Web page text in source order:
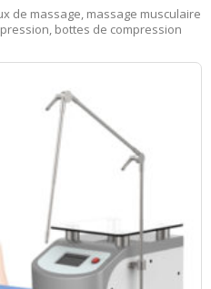
de massage, massage musculaire
bottes de compression